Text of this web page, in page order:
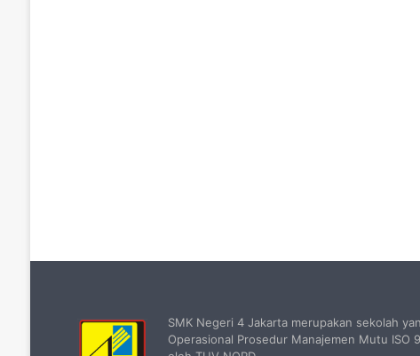
SMK Negeri 4 Jakarta merupakan sekolah
Operasional Prosedur Manajemen Mutu ISO